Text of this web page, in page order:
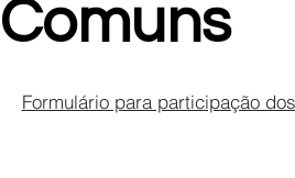
Comuns
Formulário para participação